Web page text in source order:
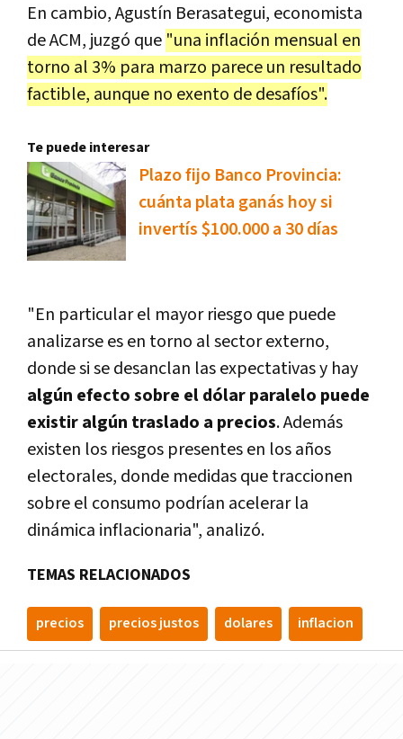
En cambio, Agustín Berasategui, economista
de ACM, juzgó que "una inflación mensual en
torno al 3% para marzo parece un resultado
factible, aunque no exento de desafíos".
Te puede interesar
Plazo fijo Banco Provincia:
cuánta plata ganás hoy si
invertís $100.000 a 30 días
"En particular el mayor riesgo que puede
analizarse es en torno al sector externo,
donde si se desanclan las expectativas y hay
algún efecto sobre el dólar paralelo puede
existir algún traslado a precios. Además
existen los riesgos presentes en los años
electorales, donde medidas que traccionen
sobre el consumo podrían acelerar la
dinámica inflacionaria", analizó.
TEMAS RELACIONADOS
precios precios justos dolares inflacion